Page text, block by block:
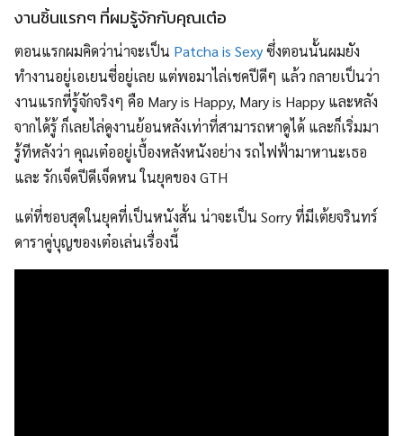
งานชิ้นแรกๆ ที่ผมรู้จักกับคุณเต๋อ
ตอนแรกผมคิดว่าน่าจะเป็น Patcha is Sexyซึ่งตอนนั้นผมยัง
ทำงานอยู่เอเยนซี่อยู่เลย แต่พอมาไล่เชคปีดีๆ แล้ว กลายเป็นว่า
งานแรกที่รู้จักจริงๆ คือ Mary is Happy, Mary is Happy และหลัง
จากได้รู้ ก็เลยไล่ดูงานย้อนหลังเท่าที่สามารถหาดูได้ และก็เริ่มมา
รู้ทีหลังว่า คุณเต๋ออยู่เบื้องหลังหนังอย่าง รถไฟฟ้ามาหานะเธอ
และ รักเจ็ดปีดีเจ็ดหน ในยุคของ GTH
แต่ที่ชอบสุดในยุคที่เป็นหนังสั้น น่าจะเป็น Sorry ที่มีเต้ยจรินทร์
ดาราคู่บุญของเต๋อเล่นเรื่องนี้